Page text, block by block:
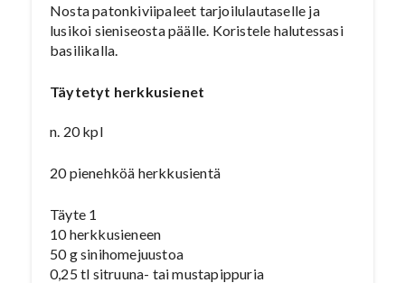
Nosta patonkiviipaleet tarjoilulautaselle ja
lusikoi sieniseosta päälle. Koristele halutessasi
basilikalla.
Täytetyt herkkusienet
n. 20 kpl
20 pienehköä herkkusientä
Täyte 1
10 herkkusieneen
50 g sinihomejuustoa
0,25 tl sitruuna- tai mustapippuria